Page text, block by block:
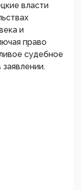
власти
и
право
судебное